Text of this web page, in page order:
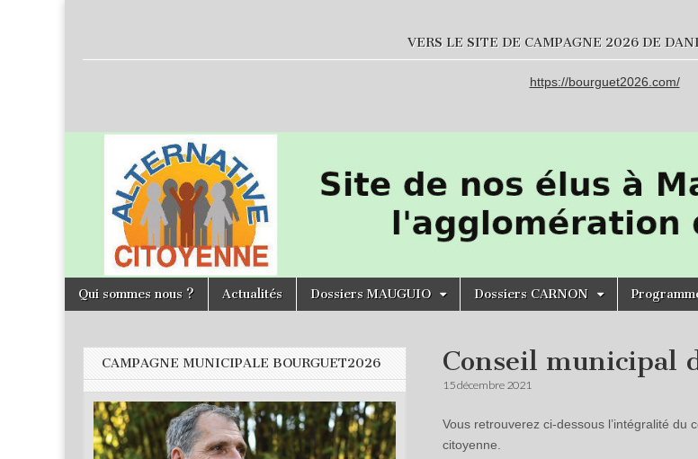
L'Alternative VERS LE SITE DE CAMPAGNE 2026 DE
https://bourguet2026.com/
Main menu
Skip to content
Qui sommes nous ? Actualités Dossiers MAUGUIO Dossiers CARNON
Conseil municipal
15 décembre 2021
Vous retrouverez ci-dessous l’intégralité du
citoyenne.
CAMPAGNE MUNICIPALE BOURGUET2026